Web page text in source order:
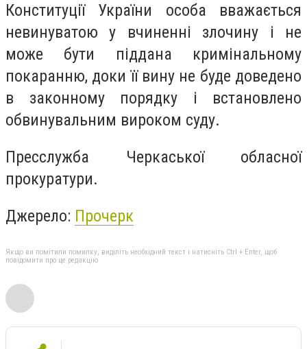
Конституції України особа вважається
невинуватою у вчиненні злочину і не
може бути піддана кримінальному
покаранню, доки її вину не буде доведено
в законному порядку і встановлено
обвинувальним вироком суду.
Пресслужба Черкаської обласної
прокуратури.
Джерело: Прочерк
Якщо ви помітили помилку, виділіть необхідний текст і натисніть Ctrl + Enter, щоб
повідомити про це редакцію